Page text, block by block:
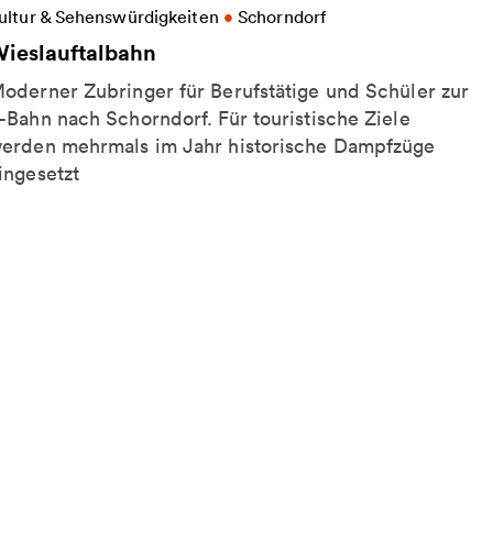
& Sehenswürdigkeiten • Schorndorf
Zubringer für Berufstätige und Schüler zur
Bahn nach Schorndorf. Für touristische Ziele
mehrmals im Jahr historische Dampfzüge
Informationen zu Wieslauftalbahn